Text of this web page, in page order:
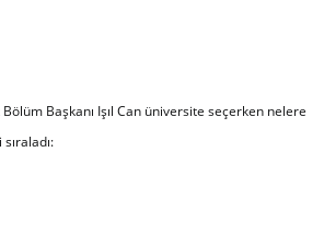
Başkanı Işıl Can üniversite seçerken nelere